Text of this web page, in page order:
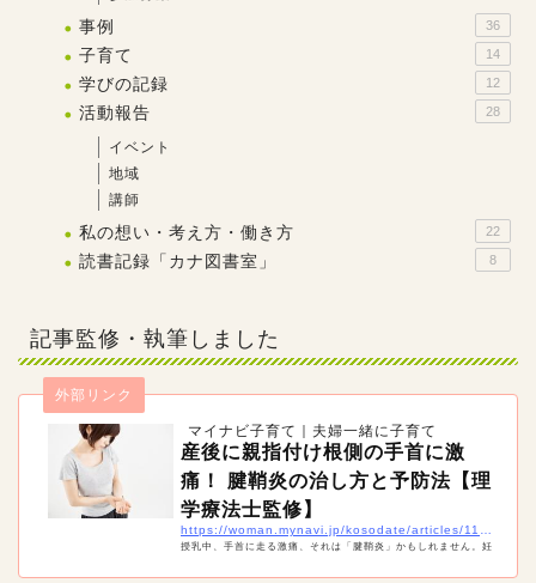
事例 36
子育て 14
学びの記録 12
活動報告 28
イベント
地域
講師
私の想い・考え方・働き方 22
読書記録「カナ図書室」 8
記事監修・執筆しました
マイナビ子育て｜夫婦一緒に子育て
外部リンク
産後に親指付け根側の手首に激
痛！ 腱鞘炎の治し方と予防法【理
学療法士監修】
授乳中、手首に走る激痛、それは「腱鞘炎」かもしれません。妊